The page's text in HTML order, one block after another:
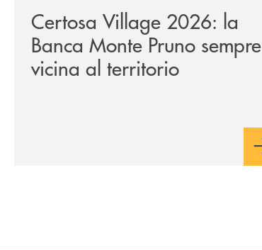
Certosa Village 2026: la
Banca Monte Pruno sempre
vicina al territorio